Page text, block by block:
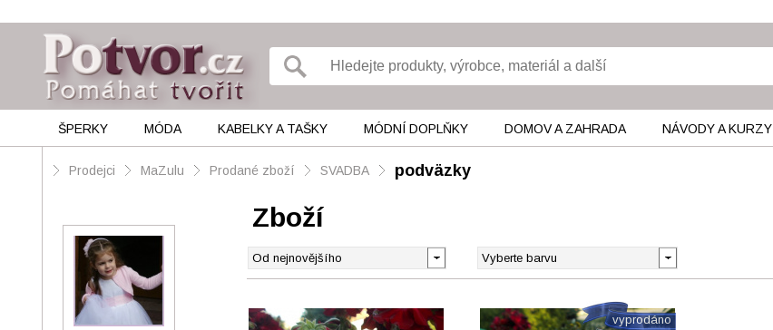
ŠPERKY MÓDA KABELKY A TAŠKY MÓDNÍ DOPLŇKY DOMOV A ZAHRADA NÁVODY A KURZY
Prodejci MaZulu Prodané zboží SVADBA podväzky
Zboží
vyprodáno